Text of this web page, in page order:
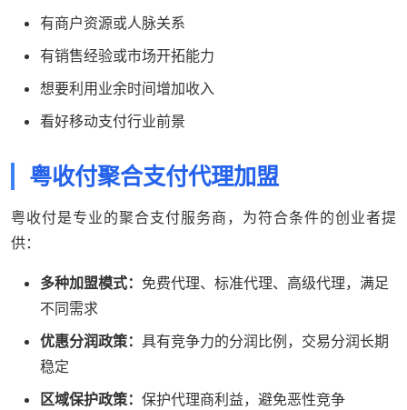
有商户资源或人脉关系
有销售经验或市场开拓能力
想要利用业余时间增加收入
看好移动支付行业前景
粤收付聚合支付代理加盟
粤收付是专业的聚合支付服务商，为符合条件的创业者提
供：
多种加盟模式： 免费代理、标准代理、高级代理，满足
不同需求
优惠分润政策： 具有竞争力的分润比例，交易分润长期
稳定
区域保护政策： 保护代理商利益，避免恶性竞争